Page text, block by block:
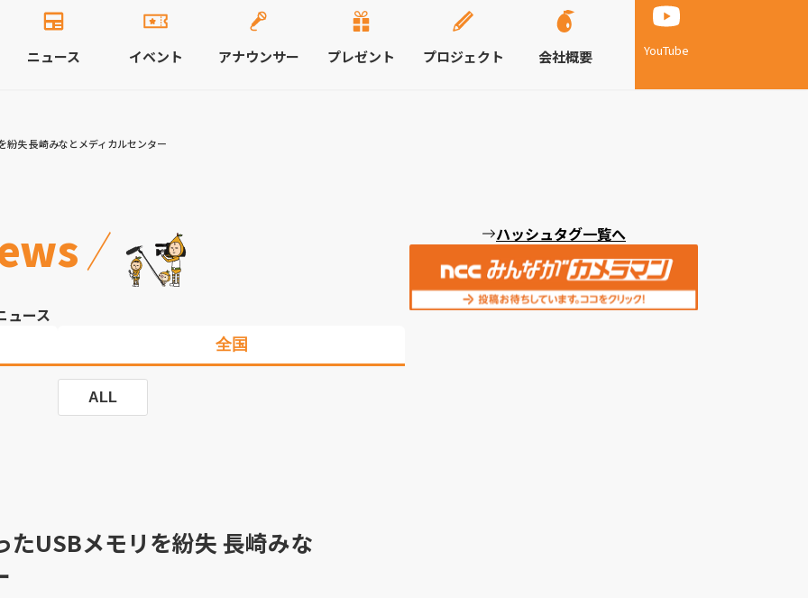
YouTube
ニュース イベント アナウンサー プレゼント プロジェクト 会社概要
失 長崎みなとメディカルセンター
ュース
全国
ALL
たUSBメモリを紛失 長崎みな
ハッシュタグ一覧へ